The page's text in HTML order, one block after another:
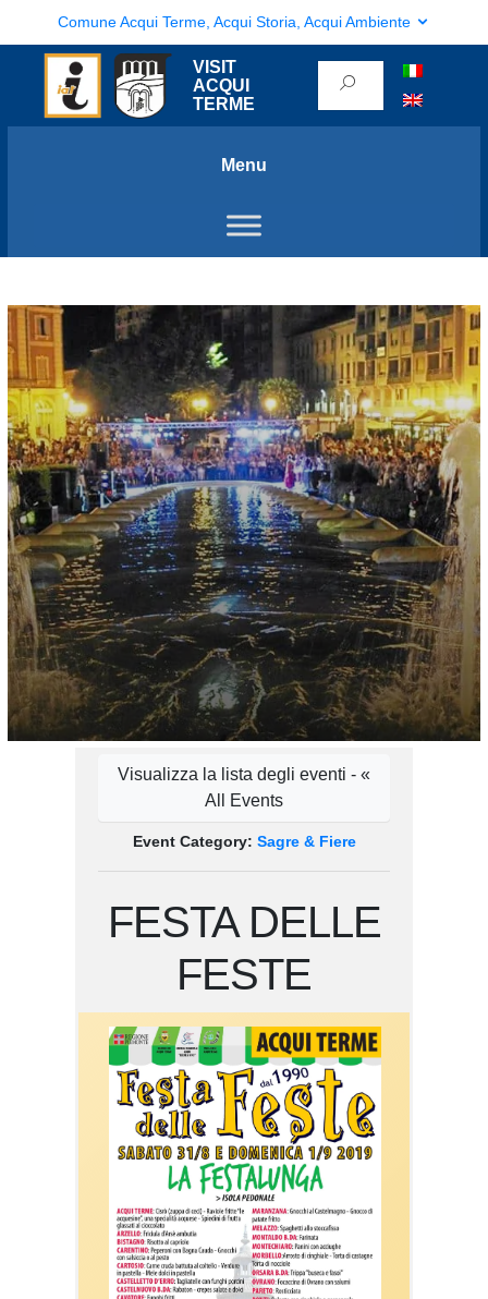
Comune Acqui Terme, Acqui Storia, Acqui Ambiente
VISIT
ACQUI
TERME
Menu
Visualizza la lista degli eventi - «
All Events
Event Category: Sagre & Fiere
FESTA DELLE
FESTE